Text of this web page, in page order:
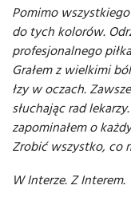
Pomimo
do tych kolorów.
profesjonalnego
Grałem z wielkimi
łzy w oczach.
słuchając rad
zapominałem o
Zrobić wszystko, co
W Interze. Z Interem.